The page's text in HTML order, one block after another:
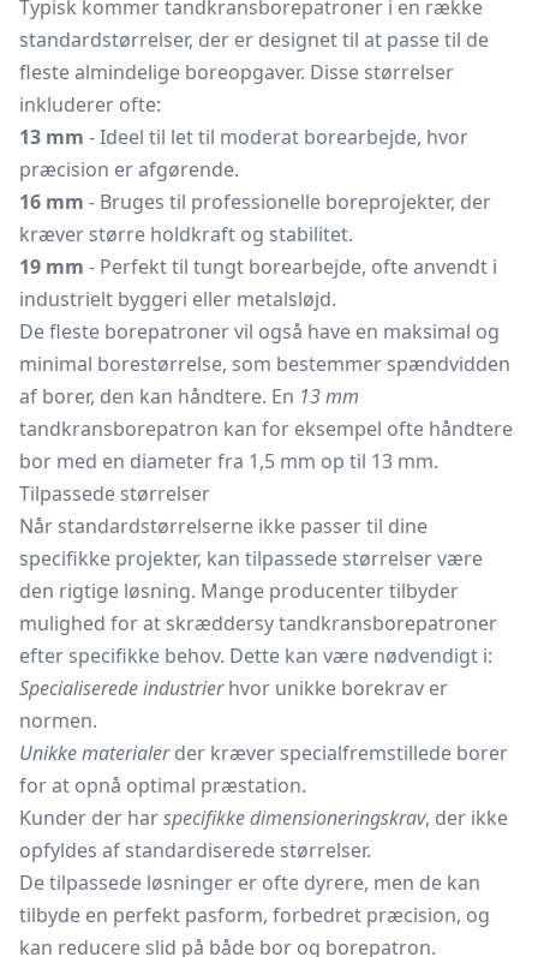
Typisk kommer tandkransborepatroner i en række
standardstørrelser, der er designet til at passe til de
fleste almindelige boreopgaver. Disse størrelser
inkluderer ofte:
13 mm - Ideel til let til moderat borearbejde, hvor
præcision er afgørende.
16 mm - Bruges til professionelle boreprojekter, der
kræver større holdkraft og stabilitet.
19 mm - Perfekt til tungt borearbejde, ofte anvendt i
industrielt byggeri eller metalsløjd.
De fleste borepatroner vil også have en maksimal og
minimal borestørrelse, som bestemmer spændvidden
af borer, den kan håndtere. En 13 mm
tandkransborepatron kan for eksempel ofte håndtere
bor med en diameter fra 1,5 mm op til 13 mm.
Tilpassede størrelser
Når standardstørrelserne ikke passer til dine
specifikke projekter, kan tilpassede størrelser være
den rigtige løsning. Mange producenter tilbyder
mulighed for at skræddersy tandkransborepatroner
efter specifikke behov. Dette kan være nødvendigt i:
Specialiserede industrierhvor unikke borekrav er
normen.
Unikke materialerder kræver specialfremstillede borer
for at opnå optimal præstation.
Kunder der harspecifikke dimensioneringskrav, der ikke
opfyldes af standardiserede størrelser.
De tilpassede løsninger er ofte dyrere, men de kan
tilbyde en perfekt pasform, forbedret præcision, og
kan reducere slid på både bor og borepatron.